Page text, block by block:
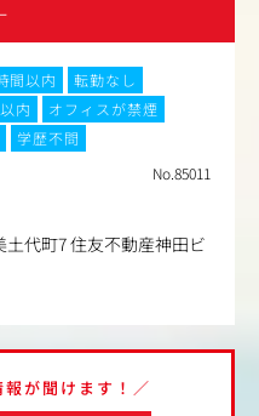
間以内
転勤なし
内
オフィスが禁煙
学歴不問
No.85011
代町7 住友不動産神田ビ
が聞けます！／